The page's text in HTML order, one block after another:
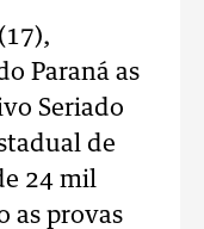
Paraná as
Seriado
de
24 mil
as provas